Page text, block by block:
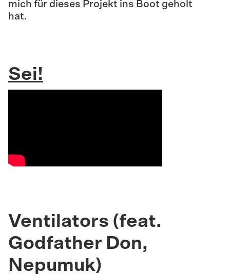
mich für dieses Projekt ins Boot geholt
hat.
Sei!
Ventilators (feat.
Godfather Don,
Nepumuk)